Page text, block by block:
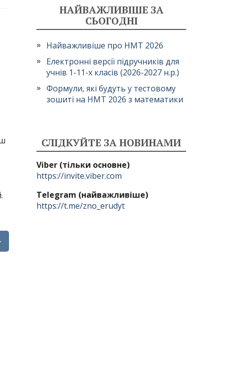
НАЙВАЖЛИВІШЕ ЗА
СЬОГОДНІ
Найважливіше про НМТ 2026
Електронні версії підручників для
учнів 1-11-х класів (2026-2027 н.р.)
Формули, які будуть у тестовому
зошиті на НМТ 2026 з математики
СЛІДКУЙТЕ ЗА НОВИНАМИ
Viber (тільки основне)
https://invite.viber.com
Telegram (найважливіше)
https://t.me/zno_erudyt